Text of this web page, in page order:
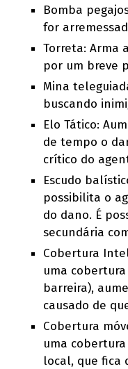
Bomba
for
Torreta: Arma
por um breve
Mina
buscando
Elo Tático:
de tempo o
crítico do
Escudo
possibilita o
do dano. É
secundária
Cobertura
uma
barreira),
causado de
Cobertura
uma
local, que fica